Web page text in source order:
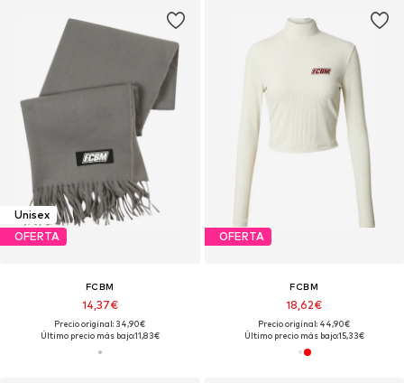
Unisex
OFERTA
FCBM
14,37€
Precio original: 34,90€
Último precio más bajo:11,83€
OFERTA
FCBM
18,62€
Precio original: 44,90€
Último precio más bajo:15,33€